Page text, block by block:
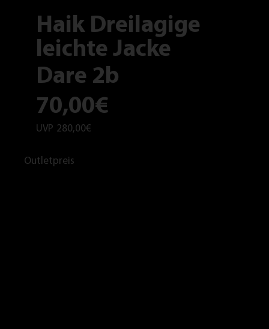
Haik Dreilagige
leichte Jacke
Dare 2b
70,00€
UVP 280,00€
Outletpreis